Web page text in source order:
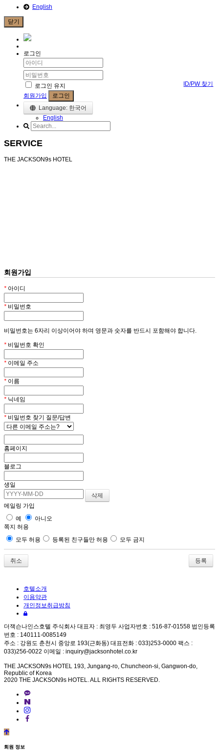
English
닫기
로그인
로그인 유지
ID/PW 찾기
회원가입
로그인
Language: 한국어
English
SERVICE
THE JACKSON9s HOTEL
회원가입
* 아이디
* 비밀번호
비밀번호는 6자리 이상이어야 하며 영문과 숫자를 반드시 포함해야 합니다.
* 비밀번호 확인
* 이메일 주소
* 이름
* 닉네임
* 비밀번호 찾기 질문/답변
홈페이지
블로그
생일
메일링 가입
예
아니오
쪽지 허용
모두 허용
등록된 친구들만 허용 모두 금지
취소
호텔소개
이용약관
개인정보취급방침
더잭슨나인스호텔 주식회사 대표자 : 최영두 사업자번호 : 516-87-01558 법인등록
번호 : 140111-0085149
주소 : 강원도 춘천시 중앙로 193(근화동) 대표전화 : 033)253-0000 팩스 :
033)256-0022 이메일 : inquiry@jacksonhotel.co.kr
THE JACKSON9s HOTEL 193, Jungang-ro, Chuncheon-si, Gangwon-do,
Republic of Korea
2020 THE JACKSON9s HOTEL. ALL RIGHTS RESERVED.
©
2
회원 정보